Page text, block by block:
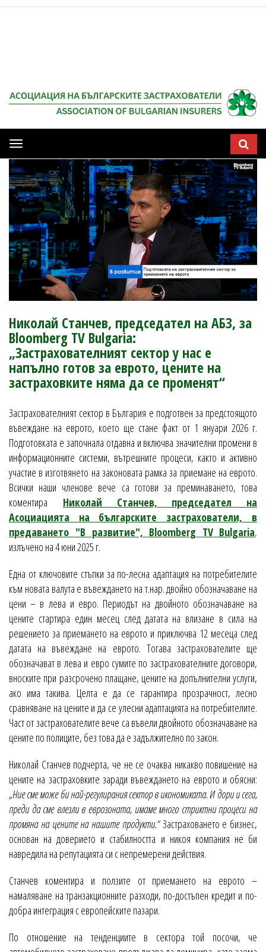
Мобилна
навигация
Николай Станчев, председател на АБЗ, за
Bloomberg TV Bulgaria:
„Застрахователният сектор у нас е
напълно готов за еврото, цените на
застраховките няма да се променят“
Застрахователният сектор в България е подготвен за предстоящото
въвеждане на еврото, което ще стане факт от 1 януари 2026 г.
Подготовката е започнала отдавна и включва значителни промени в
информационните системи, вътрешните процеси, както и активно
участие в изготвянето на законовата рамка за приемане на еврото.
Всички наши членове вече са готови за преминаването, това
коментира Николай Станчев, председател на
Асоциацията на българските застрахователи,
в
предаването "В развитие", Bloomberg TVBulgaria,
излъчено на 4 юни 2025 г.
Една от ключовите стъпки за по-лесна адаптация на потребителите
към новата валута е въвеждането на т.нар. двойно обозначаване на
цени – в лева и евро. Периодът на двойното обозначаване на
цените стартира един месец след датата на влизане в сила на
решението за приемането на еврото и приключва 12 месеца след
датата на въвеждане на еврото. Тогава застрахователите ще
обозначават в лева и евро сумите по застрахователните договори,
вноските при разсрочено плащане, цените на допълнителни услуги,
ако има такива. Целта е да се гарантира прозрачност, лесно
сравняване на цените и да се улесни адаптацията на потребителите.
Част от застрахователите вече са въвели двойното обозначаване на
цените по полиците, без това да е задължително по закон.
Николай Станчев подчерта, че не се очаква никакво повишение на
цените на застраховките заради въвеждането на еврото и обясни:
„Ние сме може би най-регулирания сектор в икономиката. И дори и сега,
преди да сме влезли в еврозоната, имаме много стриктни процеси на
промяна на цените на нашите продукти.“Застраховането е бизнес,
основан на доверието и стабилността и никоя компания не би
навредила на репутацията си с непремерени действия.
Станчев коментира и ползите от приемането на еврото –
намаляване на транзакционните разходи, по-достъпен кредит и по-
добра интеграция с европейските пазари.
По отношение на тенденциите в сектора той посочи, че